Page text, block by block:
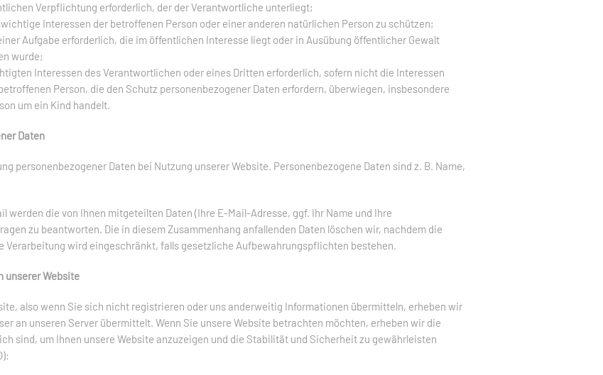
Verpflichtung erforderlich, der der Verantwortliche unterliegt;
Interessen der betroffenen Person oder einer anderen natürlichen Person zu schützen;
Aufgabe erforderlich, die im öffentlichen Interesse liegt oder in Ausübung öffentlicher Gewalt
wurde;
Interessen des Verantwortlichen oder eines Dritten erforderlich, sofern nicht die Interessen
Person, die den Schutz personenbezogener Daten erfordern, überwiegen, insbesondere
um ein Kind handelt.
Daten
personenbezogener Daten bei Nutzung unserer Website. Personenbezogene Daten sind z. B. Name,
werden die von Ihnen mitgeteilten Daten (Ihre E-Mail-Adresse, ggf. Ihr Name und Ihre
zu beantworten. Die in diesem Zusammenhang anfallenden Daten löschen wir, nachdem die
Verarbeitung wird eingeschränkt, falls gesetzliche Aufbewahrungspflichten bestehen.
unserer Website
also wenn Sie sich nicht registrieren oder uns anderweitig Informationen übermitteln, erheben wir
an unseren Server übermittelt. Wenn Sie unsere Website betrachten möchten, erheben wir die
sind, um Ihnen unsere Website anzuzeigen und die Stabilität und Sicherheit zu gewährleisten